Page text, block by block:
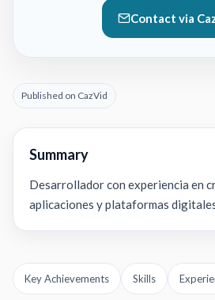
Contact via
Published on CazVid
Summary
Desarrollador con experiencia en
aplicaciones y plataformas
Key Achievements Skills